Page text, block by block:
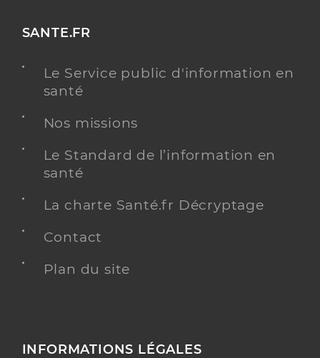
SANTE.FR
Le Service public d'information en
santé
Nos missions
Le Standard de l’information en
santé
La charte Santé.fr Décryptage
Contact
Plan du site
INFORMATIONS LÉGALES